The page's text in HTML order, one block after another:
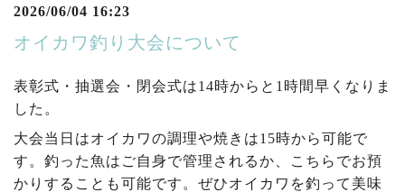
2026/06/04 16:23
オイカワ釣り大会について
表彰式・抽選会・閉会式は14時からと1時間早くなりま
した。
大会当日はオイカワの調理や焼きは15時から可能で
す。釣った魚はご自身で管理されるか、こちらでお預
かりすることも可能です。ぜひオイカワを釣って美味